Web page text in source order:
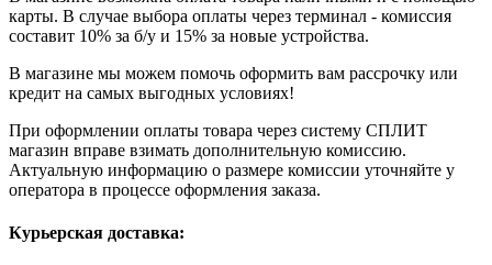
карты. В случае выбора оплаты через терминал - комиссия
составит 10% за б/у и 15% за новые устройства.
В магазине мы можем помочь оформить вам рассрочку или
кредит на самых выгодных условиях!
При оформлении оплаты товара через систему СПЛИТ
магазин вправе взимать дополнительную комиссию.
Актуальную информацию о размере комиссии уточняйте у
оператора в процессе оформления заказа.
Курьерская доставка: